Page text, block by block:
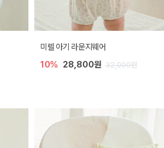
미렐 아기 라운지웨어
10% 28,800원 32,000원